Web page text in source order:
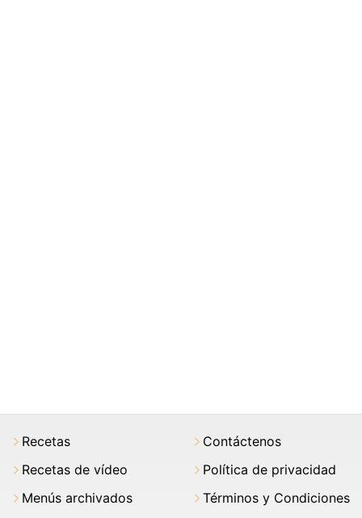
Recetas
Recetas de vídeo
Menús archivados
Contáctenos
Política de privacidad
Términos y Condiciones